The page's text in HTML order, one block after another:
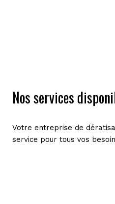
Nos services
Votre entreprise de
service pour tous vos